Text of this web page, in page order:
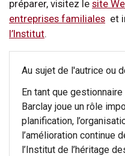
préparer, visitez le site
entreprises familiales et
l’Institut.
Au sujet de l'autrice ou
En tant que
Barclay joue un rôle
planification,
l’amélioration continue
l’Institut de l’héritage